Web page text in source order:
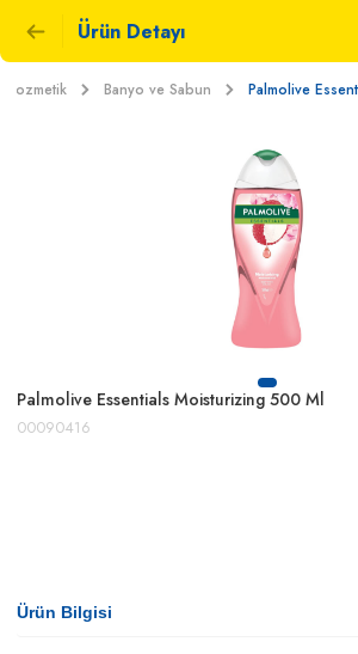
Ürün Detayı
Kozmetik Banyo ve Sabun Palmolive
Palmolive Essentials Moisturizing 500 Ml
00090416
Ürün Bilgisi